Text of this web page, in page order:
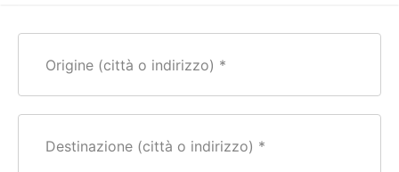
Origine (città o indirizzo)
Destinazione (città o indirizzo)